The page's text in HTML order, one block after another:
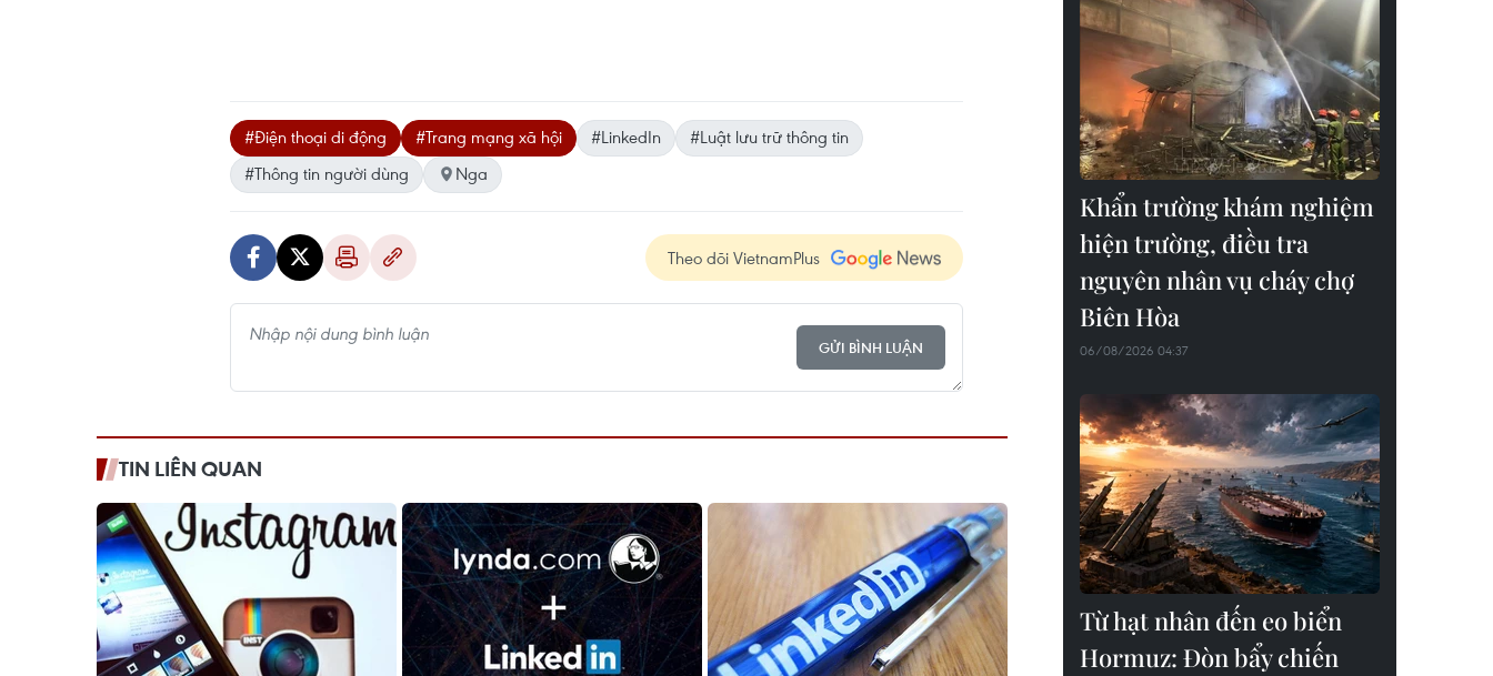
#Điện thoại di động #Trang mạng xã hội #LinkedIn
#Luật lưu trữ thông tin
#Thông tin người dùng
Nga
Theo dõi VietnamPlus
GỬI BÌNH LUẬN
TIN LIÊN QUAN
Khẩn trường khám nghiệm
hiện trường, điều tra
nguyên nhân vụ cháy chợ
Biên Hòa
06/08/2026 04:37
Từ hạt nhân đến eo biển
Hormuz: Đòn bẩy chiến